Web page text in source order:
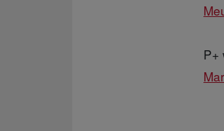
P+